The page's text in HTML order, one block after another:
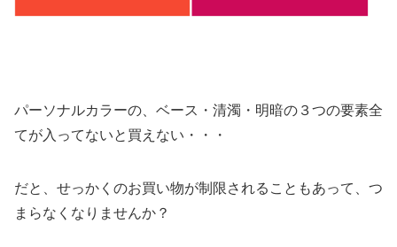
パーソナルカラーの、ベース・清濁・明暗の３つの要素全
てが入ってないと買えない・・・
だと、せっかくのお買い物が制限されることもあって、つ
まらなくなりませんか？